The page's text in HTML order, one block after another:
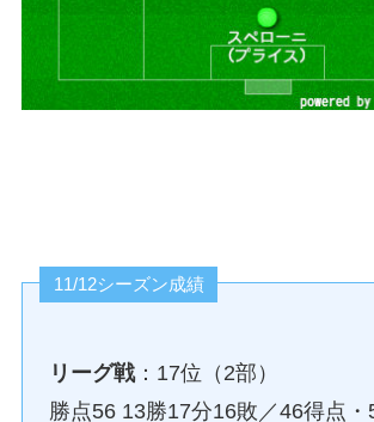
11/12シーズン成績
リーグ戦：17位（2部）
勝点56 13勝17分16敗／46得点・